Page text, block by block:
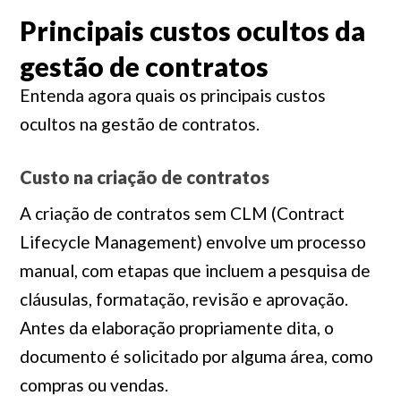
Principais custos ocultos da
gestão de contratos
Entenda agora quais os principais custos
ocultos na gestão de contratos.
Custo na criação de contratos
A criação de contratos sem CLM (Contract
Lifecycle Management) envolve um processo
manual, com etapas que incluem a pesquisa de
cláusulas, formatação, revisão e aprovação.
Antes da elaboração propriamente dita, o
documento é solicitado por alguma área, como
compras ou vendas.